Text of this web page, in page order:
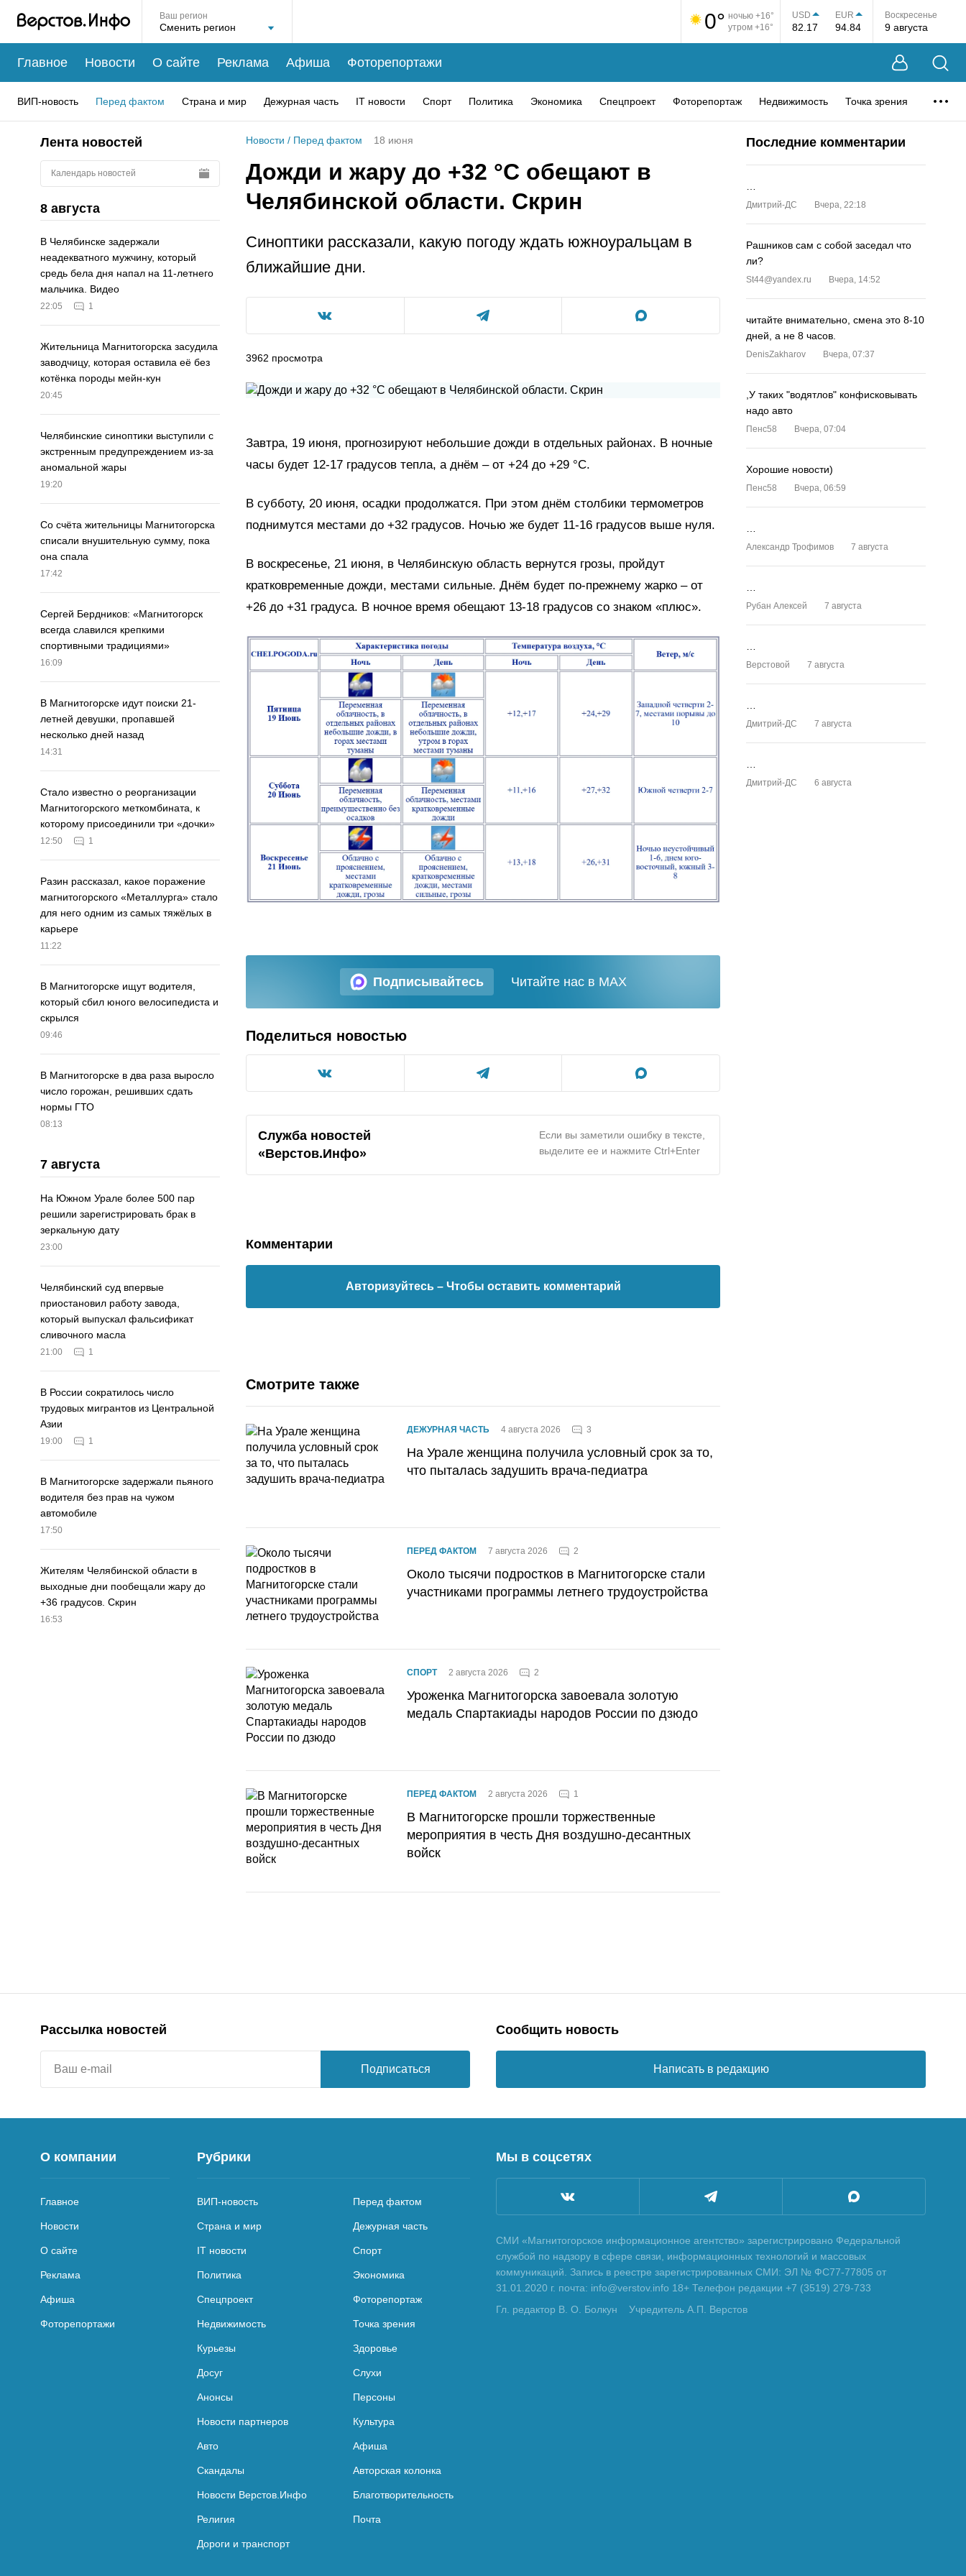
Ваш регион 0° ночью +16°
утром +16°
USD
82.17
EUR
94.84
Воскресенье
9 августа
Главное Новости О сайте Реклама Афиша Фоторепортажи
ВИП-новость Перед фактом Страна и мир Дежурная часть IT новости Спорт Политика Экономика Спецпроект Фоторепортаж Недвижимость Точка зрения
Лента новостей
Календарь новостей
8 августа
В Челябинске задержали
неадекватного мужчину, который
средь бела дня напал на 11-летнего
мальчика. Видео
22:05 1
Жительница Магнитогорска засудила
заводчицу, которая оставила её без
котёнка породы мейн-кун
20:45
Челябинские синоптики выступили с
экстренным предупреждением из-за
аномальной жары
19:20
Со счёта жительницы Магнитогорска
списали внушительную сумму, пока
она спала
17:42
Сергей Бердников: «Магнитогорск
всегда славился крепкими
спортивными традициями»
16:09
В Магнитогорске идут поиски 21-
летней девушки, пропавшей
несколько дней назад
14:31
Стало известно о реорганизации
Магнитогорского меткомбината, к
которому присоединили три «дочки»
12:50 1
Разин рассказал, какое поражение
магнитогорского «Металлурга» стало
для него одним из самых тяжёлых в
карьере
11:22
В Магнитогорске ищут водителя,
который сбил юного велосипедиста и
скрылся
09:46
В Магнитогорске в два раза выросло
число горожан, решивших сдать
нормы ГТО
08:13
7 августа
На Южном Урале более 500 пар
решили зарегистрировать брак в
зеркальную дату
23:00
Челябинский суд впервые
приостановил работу завода,
который выпускал фальсификат
сливочного масла
21:00 1
В России сократилось число
трудовых мигрантов из Центральной
Азии
19:00 1
В Магнитогорске задержали пьяного
водителя без прав на чужом
автомобиле
17:50
Жителям Челябинской области в
выходные дни пообещали жару до
+36 градусов. Скрин
16:53
Новости / Перед фактом 18 июня
Дожди и жару до +32 °C обещают в
Челябинской области. Скрин
Синоптики рассказали, какую погоду ждать южноуральцам в
ближайшие дни.
3962 просмотра
Завтра, 19 июня, прогнозируют небольшие дожди в отдельных районах. В ночные
часы будет 12-17 градусов тепла, а днём – от +24 до +29 °C.
В субботу, 20 июня, осадки продолжатся. При этом днём столбики термометров
поднимутся местами до +32 градусов. Ночью же будет 11-16 градусов выше нуля.
В воскресенье, 21 июня, в Челябинскую область вернутся грозы, пройдут
кратковременные дожди, местами сильные. Днём будет по-прежнему жарко – от
+26 до +31 градуса. В ночное время обещают 13-18 градусов со знаком «плюс».
Подписывайтесь Читайте нас в MAX
Поделиться новостью
Служба новостей
«Верстов.Инфо»
Если вы заметили ошибку в тексте,
выделите ее и нажмите Ctrl+Enter
Комментарии
Авторизуйтесь – Чтобы оставить комментарий
Смотрите также
ДЕЖУРНАЯ ЧАСТЬ 4 августа 2026 3
На Урале женщина получила условный срок за то,
что пыталась задушить врача-педиатра
ПЕРЕД ФАКТОМ 7 августа 2026 2
Около тысячи подростков в Магнитогорске стали
участниками программы летнего трудоустройства
СПОРТ 2 августа 2026 2
Уроженка Магнитогорска завоевала золотую
медаль Спартакиады народов России по дзюдо
ПЕРЕД ФАКТОМ 2 августа 2026 1
В Магнитогорске прошли торжественные
мероприятия в честь Дня воздушно-десантных
войск
Последние комментарии
Дмитрий-ДС Вчера, 22:18
Рашников сам с собой заседал что
ли?
St44@yandex.ru Вчера, 14:52
читайте внимательно, смена это 8-10
дней, а не 8 часов.
DenisZakharov Вчера, 07:37
,У таких "водятлов" конфисковывать
надо авто
Пенс58 Вчера, 07:04
Хорошие новости)
Пенс58 Вчера, 06:59
Александр Трофимов 7 августа
Рубан Алексей 7 августа
Верстовой 7 августа
Дмитрий-ДС 7 августа
Дмитрий-ДС 6 августа
Рассылка новостей
Подписаться
Сообщить новость
Написать в редакцию
О компании
Главное
Новости
О сайте
Реклама
Афиша
Фоторепортажи
Рубрики
ВИП-новость Перед фактом
Страна и мир Дежурная часть
IT новости Спорт
Политика Экономика
Спецпроект Фоторепортаж
Недвижимость Точка зрения
Курьезы Здоровье
Досуг Слухи
Анонсы Персоны
Новости партнеров Культура
Авто Афиша
Скандалы Авторская колонка
Новости Верстов.Инфо Благотворительность
Религия Почта
Дороги и транспорт
Мы в соцсетях
СМИ «Магнитогорское информационное агентство» зарегистрировано Федеральной
службой по надзору в сфере связи, информационных технологий и массовых
коммуникаций. Запись в реестре зарегистрированных СМИ: ЭЛ № ФС77-77805 от
31.01.2020 г. почта: info@verstov.info 18+ Телефон редакции +7 (3519) 279-733
Гл. редактор В. О. Болкун
Учредитель А.П. Верстов